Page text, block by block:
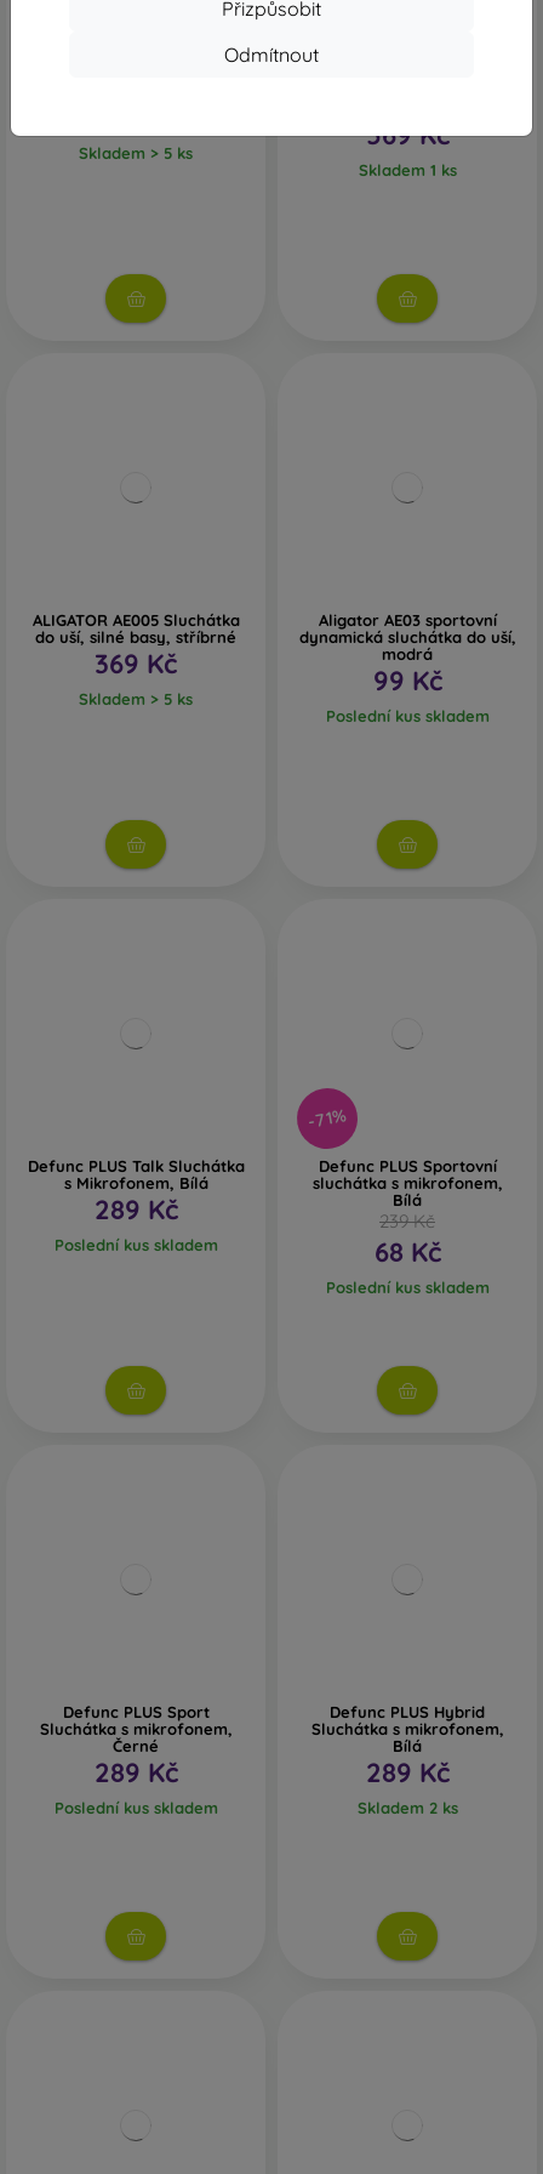
Přizpůsobit
Odmítnout
Skladem > 5 ks
569 Kč
Skladem 1 ks
ALIGATOR AE005 Sluchátka
do uší, silné basy, stříbrné
369 Kč
Skladem > 5 ks
Aligator AE03 sportovní
dynamická sluchátka do uší,
modrá
99 Kč
Poslední kus skladem
Defunc PLUS Talk Sluchátka
s Mikrofonem, Bílá
289 Kč
Poslední kus skladem
-71%
Defunc PLUS Sportovní
sluchátka s mikrofonem,
Bílá
239 Kč
68 Kč
Poslední kus skladem
Defunc PLUS Sport
Sluchátka s mikrofonem,
Černé
289 Kč
Poslední kus skladem
Defunc PLUS Hybrid
Sluchátka s mikrofonem,
Bílá
289 Kč
Skladem 2 ks